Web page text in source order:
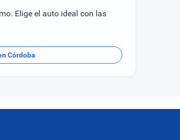
Elige el auto ideal con las
Córdoba